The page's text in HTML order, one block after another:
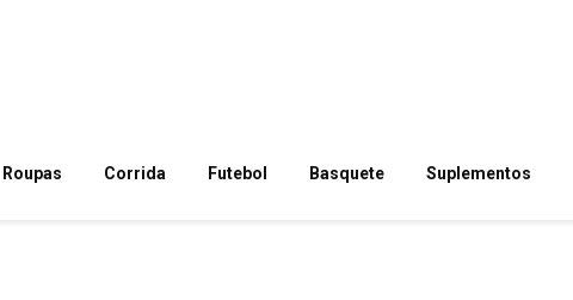
Roupas Corrida Futebol Basquete Suplementos